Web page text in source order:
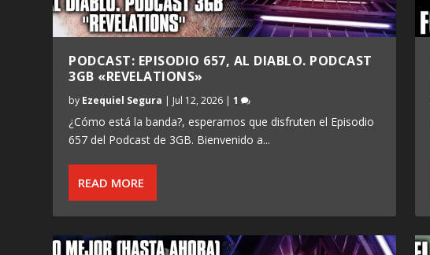
PODCAST: EPISODIO 657, AL DIABLO. PODCAST
3GB «REVELATIONS»
by Ezequiel Segura | Jul 12, 2026 |1
¿Cómo está la banda?, esperamos que disfruten el Episodio
657 del Podcast de 3GB. Bienvenido a...
READ MORE